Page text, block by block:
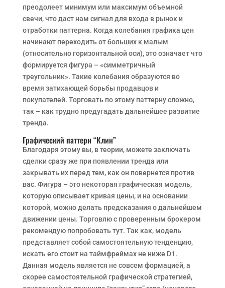
преодолеет минимум или максимум объемной
свечи, что даст нам сигнал для входа в рынок и
отработки паттерна. Когда колебания графика цен
начинают переходить от больших к малым
(относительно горизонтальной оси), это означает что
формируется фигура – «симметричный
треугольник». Такие колебания образуются во
время затихающей борьбы продавцов и
покупателей. Торговать по этому паттерну сложно,
так – как трудно предугадать дальнейшее развитие
тренда.
Графический паттерн “Клин”
Благодаря этому вы, в теории, можете заключать
сделки сразу же при появлении тренда или
закрывать их перед тем, как он повернется против
вас. Фигура – это некоторая графическая модель,
которую описывает кривая цены, и на основании
которой, можно делать предсказания о дальнейшем
движении цены. Торговлю с проверенным брокером
рекомендую попробовать тут. Так как, модель
представляет собой самостоятельную тенденцию,
искать его стоит на таймфреймах не ниже D1.
Данная модель является не совсем формацией, а
скорее самостоятельной графической стратегией,